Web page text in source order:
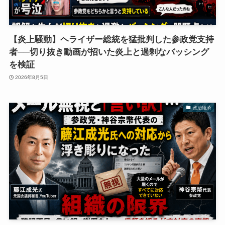
【炎上騒動】ヘライザー総統を猛批判した参政党支持
者──切り抜き動画が招いた炎上と過剰なバッシング
を検証
2026年8月5日
政治経済